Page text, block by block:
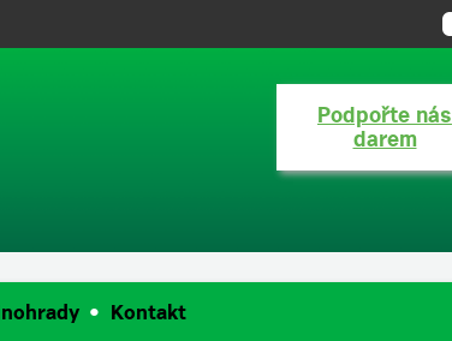
Podpořte nás
darem
Kontakt